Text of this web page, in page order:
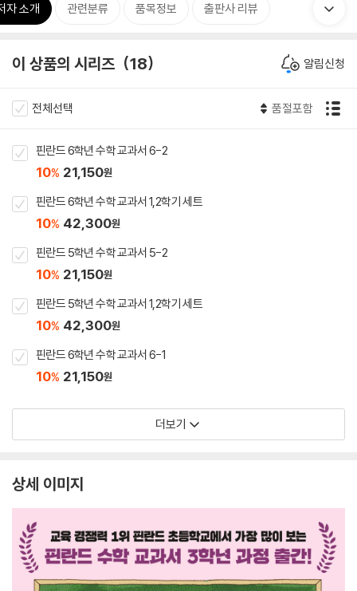
자 소개 관련분류 품목정보 출판사 리뷰
이 상품의 시리즈 18 알림신청
전체선택 품절포함
핀란드 6학년 수학 교과서 6-2
10% 21,150원
핀란드 6학년 수학 교과서 1,2학기 세트
10% 42,300원
핀란드 5학년 수학 교과서 5-2
10% 21,150원
핀란드 5학년 수학 교과서 1,2학기 세트
10% 42,300원
핀란드 6학년 수학 교과서 6-1
10% 21,150원
더보기
상세 이미지